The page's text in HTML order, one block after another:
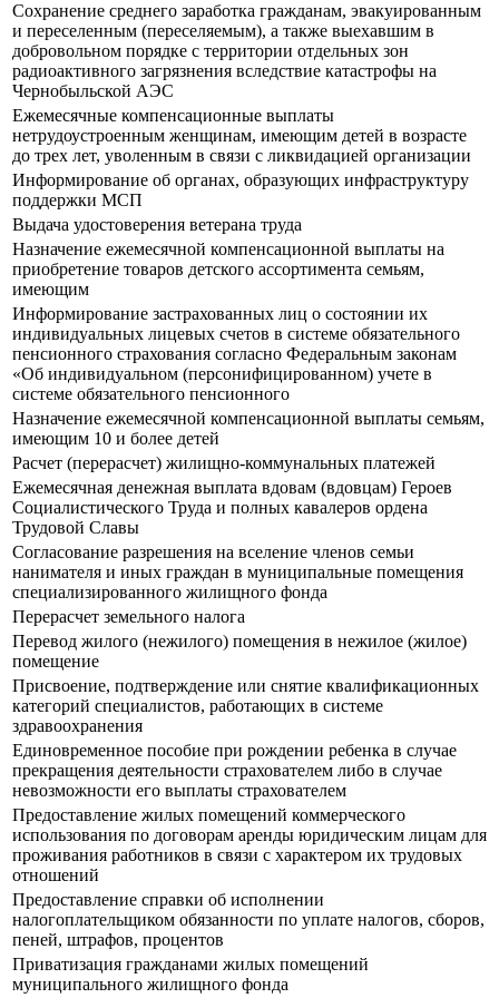
Сохранение среднего заработка гражданам, эвакуированным
и переселенным (переселяемым), а также выехавшим в
добровольном порядке с территории отдельных зон
радиоактивного загрязнения вследствие катастрофы на
Чернобыльской АЭС
Ежемесячные компенсационные выплаты
нетрудоустроенным женщинам, имеющим детей в возрасте
до трех лет, уволенным в связи с ликвидацией организации
Информирование об органах, образующих инфраструктуру
поддержки МСП
Выдача удостоверения ветерана труда
Назначение ежемесячной компенсационной выплаты на
приобретение товаров детского ассортимента семьям,
имеющим
Информирование застрахованных лиц о состоянии их
индивидуальных лицевых счетов в системе обязательного
пенсионного страхования согласно Федеральным законам
«Об индивидуальном (персонифицированном) учете в
системе обязательного пенсионного
Назначение ежемесячной компенсационной выплаты семьям,
имеющим 10 и более детей
Расчет (перерасчет) жилищно-коммунальных платежей
Ежемесячная денежная выплата вдовам (вдовцам) Героев
Социалистического Труда и полных кавалеров ордена
Трудовой Славы
Согласование разрешения на вселение членов семьи
нанимателя и иных граждан в муниципальные помещения
специализированного жилищного фонда
Перерасчет земельного налога
Перевод жилого (нежилого) помещения в нежилое (жилое)
помещение
Присвоение, подтверждение или снятие квалификационных
категорий специалистов, работающих в системе
здравоохранения
Единовременное пособие при рождении ребенка в случае
прекращения деятельности страхователем либо в случае
невозможности его выплаты страхователем
Предоставление жилых помещений коммерческого
использования по договорам аренды юридическим лицам для
проживания работников в связи с характером их трудовых
отношений
Предоставление справки об исполнении
налогоплательщиком обязанности по уплате налогов, сборов,
пеней, штрафов, процентов
Приватизация гражданами жилых помещений
муниципального жилищного фонда